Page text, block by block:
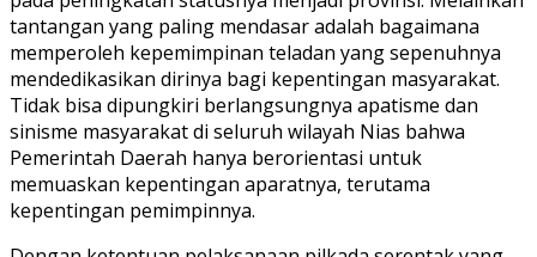
tantangan yang paling mendasar adalah bagaimana
memperoleh kepemimpinan teladan yang sepenuhnya
mendedikasikan dirinya bagi kepentingan masyarakat.
Tidak bisa dipungkiri berlangsungnya apatisme dan
sinisme masyarakat di seluruh wilayah Nias bahwa
Pemerintah Daerah hanya berorientasi untuk
memuaskan kepentingan aparatnya, terutama
kepentingan pemimpinnya.